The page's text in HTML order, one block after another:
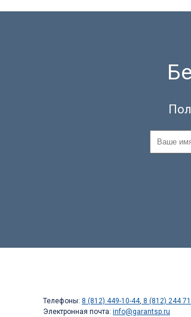
Телефоны: 8 (812) 449-10-44, 8 (812) 244
Электронная почта: info@garantsp.ru